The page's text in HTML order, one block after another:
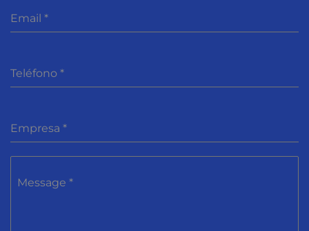
Email *
Teléfono *
Empresa *
Message *